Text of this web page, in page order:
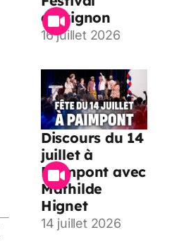
d’Avignon
16 juillet 2026
Discours du 14
juillet à
Paimpont avec
Mathilde
Hignet
14 juillet 2026